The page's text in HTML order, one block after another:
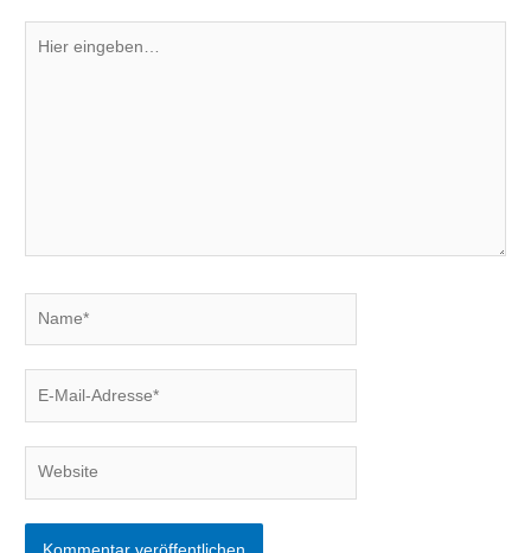
eingeben…
Mail-